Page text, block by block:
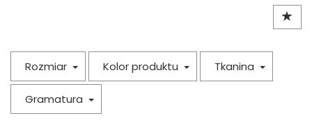
Rozmiar Kolor produktu Tkanina
Gramatura